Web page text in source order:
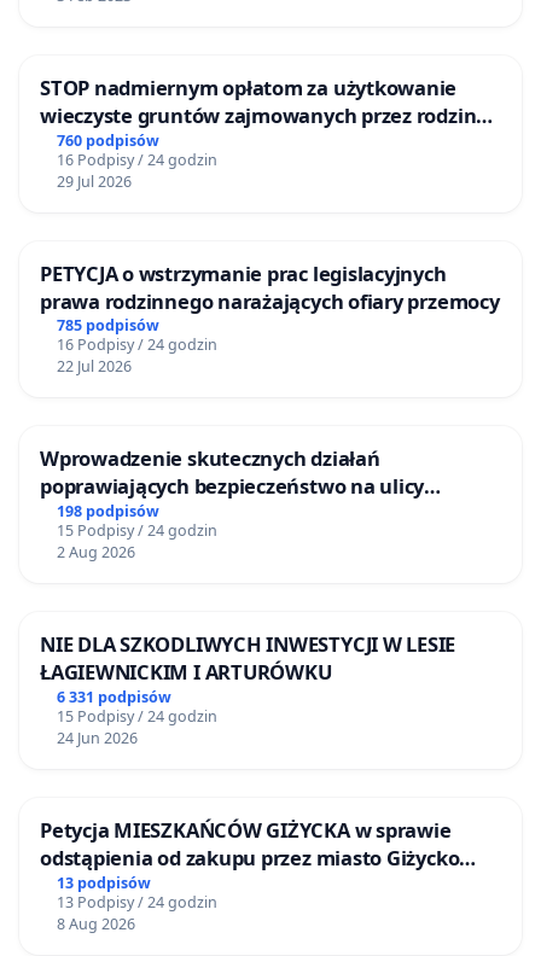
STOP nadmiernym opłatom za użytkowanie
wieczyste gruntów zajmowanych przez rodzinne
ogrody działkowe.
760 podpisów
16 Podpisy / 24 godzin
29 Jul 2026
PETYCJA o wstrzymanie prac legislacyjnych
prawa rodzinnego narażających ofiary przemocy
785 podpisów
16 Podpisy / 24 godzin
22 Jul 2026
Wprowadzenie skutecznych działań
poprawiających bezpieczeństwo na ulicy
Żeromskiego w Otwocku
198 podpisów
15 Podpisy / 24 godzin
2 Aug 2026
NIE DLA SZKODLIWYCH INWESTYCJI W LESIE
ŁAGIEWNICKIM I ARTURÓWKU
6 331 podpisów
15 Podpisy / 24 godzin
24 Jun 2026
Petycja MIESZKAŃCÓW GIŻYCKA w sprawie
odstąpienia od zakupu przez miasto Giżycko
nieruchomości położonej nad jeziorem Niegocin
13 podpisów
13 Podpisy / 24 godzin
8 Aug 2026